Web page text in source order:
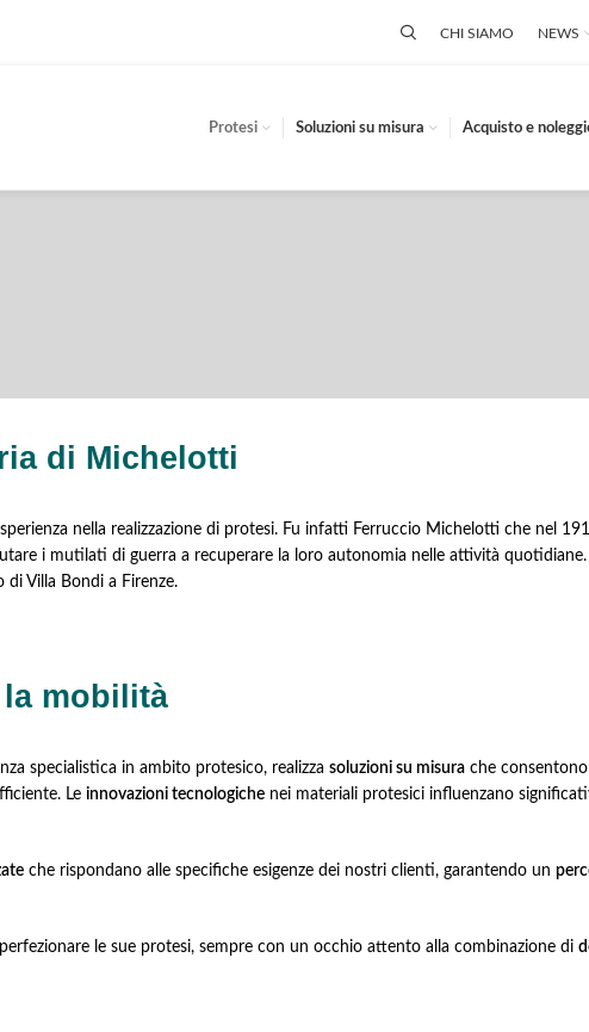
CHI SIAMO NEWS
Protesi Soluzioni su misura Acquisto e
di Michelotti
nella realizzazione di protesi. Fu infatti Ferruccio Michelotti che nel
i mutilati di guerra a recuperare la loro autonomia nelle attività
Villa Bondi a Firenze.
mobilità
specialistica in ambito protesico, realizza soluzioni su misura che
Le innovazioni tecnologiche nei materiali protesici influenzano
che rispondano alle specifiche esigenze dei nostri clienti, garantendo un
le sue protesi, sempre con un occhio attento alla combinazione di